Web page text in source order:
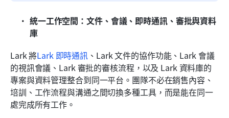
統一工作空間：文件、會議、即時通訊、審批與資料
庫
Lark 將Lark 即時通訊 、Lark 文件的協作功能、Lark 會議
的視訊會議、Lark 審批的審核流程，以及 Lark 資料庫的
專案與資料管理整合到同一平台。團隊不必在銷售內容、
培訓、工作流程與溝通之間切換多種工具，而是能在同一
處完成所有工作。